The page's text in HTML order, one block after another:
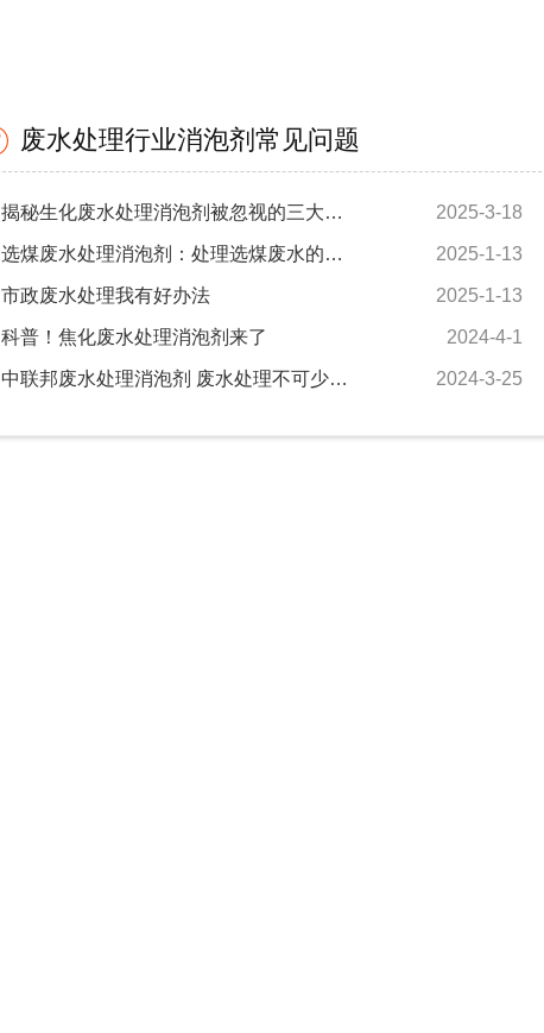
废水处理行业消泡剂常见问题
揭秘生化废水处理消泡剂被忽视的三大误区！ 2025-3-18
选煤废水处理消泡剂：处理选煤废水的利器 2025-1-13
市政废水处理我有好办法 2025-1-13
科普！焦化废水处理消泡剂来了 2024-4-1
中联邦废水处理消泡剂 废水处理不可少的工具 2024-3-25